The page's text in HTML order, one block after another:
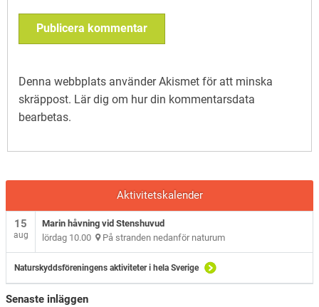
Denna webbplats använder Akismet för att minska
skräppost. Lär dig om hur din kommentarsdata
bearbetas.
Aktivitetskalender
15
aug
Marin håvning vid Stenshuvud
lördag 10.00 På stranden nedanför naturum
Naturskyddsföreningens aktiviteter i hela Sverige
Senaste inläggen